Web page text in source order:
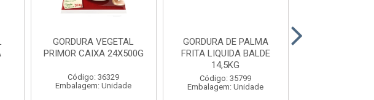
GORDURA VEGETAL
PRIMOR CAIXA 24X500G
Código: 36329
Embalagem: Unidade
GORDURA DE PALMA
FRITA LIQUIDA BALDE
14,5KG
Código: 35799
Embalagem: Unidade